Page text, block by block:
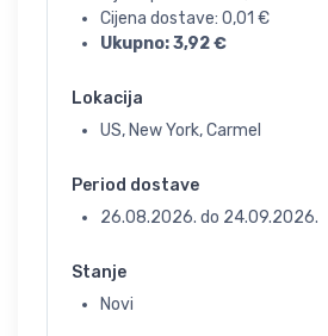
Cijena dostave: 0,01 €
Ukupno:3,92€
Lokacija
US, New York, Carmel
Period dostave
26.08.2026. do 24.09.2026.
Stanje
Novi